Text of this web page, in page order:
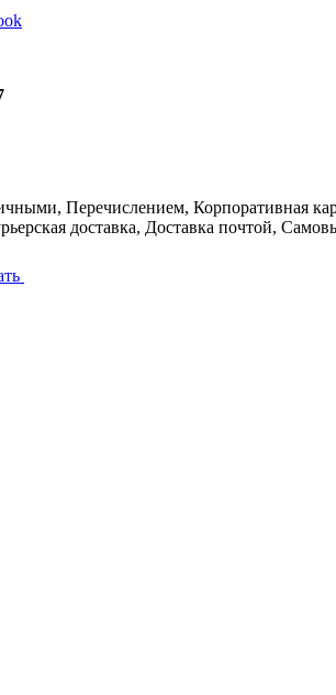
Перечислением, Корпоративная
доставка, Доставка почтой,